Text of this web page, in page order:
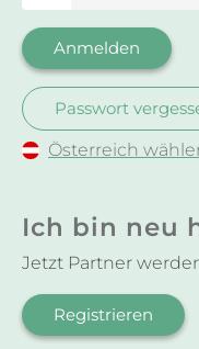
Passwort
Österreich
Ich bin neu
Jetzt Partner
Registrieren